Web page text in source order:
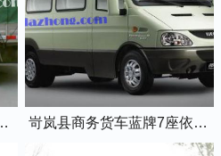
牌0.8吨小卡车 岢岚县商务货车蓝牌7座依维柯全顺车